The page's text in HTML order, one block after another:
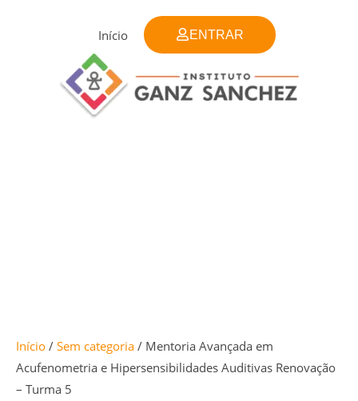
Início ENTRAR
Início / Sem categoria / Mentoria Avançada em
Acufenometria e Hipersensibilidades Auditivas Renovação
– Turma 5
Turma
5
quantidade